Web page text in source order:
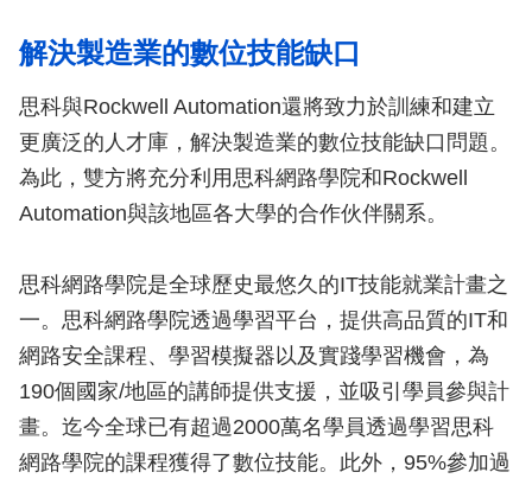
解決製造業的數位技能缺口
思科與Rockwell Automation還將致力於訓練和建立
更廣泛的人才庫，解決製造業的數位技能缺口問題。
為此，雙方將充分利用思科網路學院和Rockwell
Automation與該地區各大學的合作伙伴關系。
思科網路學院是全球歷史最悠久的IT技能就業計畫之
一。思科網路學院透過學習平台，提供高品質的IT和
網路安全課程、學習模擬器以及實踐學習機會，為
190個國家/地區的講師提供支援，並吸引學員參與計
畫。迄今全球已有超過2000萬名學員透過學習思科
網路學院的課程獲得了數位技能。此外，95%參加過